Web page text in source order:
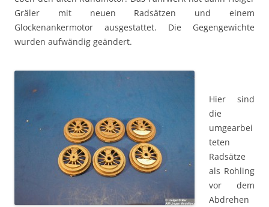
Gräler mit neuen Radsätzen und einem
Glockenankermotor ausgestattet. Die Gegengewichte
wurden aufwändig geändert.
Hier sind
die
umgearbei
teten
Radsätze
als Rohling
vor dem
Abdrehen